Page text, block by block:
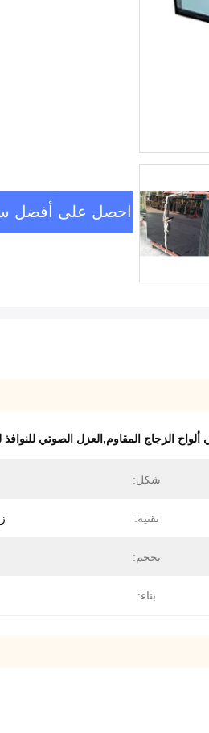
احصل على أفضل
ألواح الزجاج المقاوم,العزل الصوتي
شكل:
تقنية:
بحجم:
بناء: